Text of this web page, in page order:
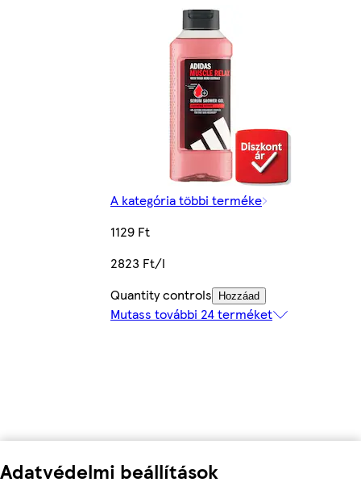
Adatvédelmi beállítások
A kategória többi terméke
1129 Ft
2823 Ft/l
Quantity controls
Hozzáad
Mutass további 24 terméket